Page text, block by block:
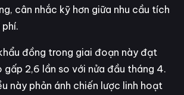
cân nhắc kỹ hơn giữa nhu cầu tích
đồng trong giai đoạn này đạt
2,6 lần so với nửa đầu tháng 4.
này phản ánh chiến lược linh hoạt